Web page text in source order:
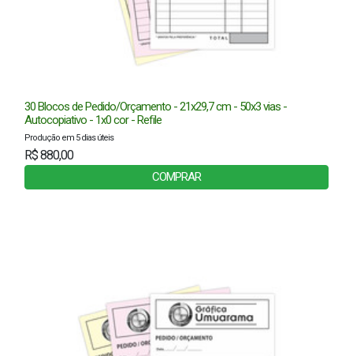
30 Blocos de Pedido/Orçamento - 21x29,7 cm - 50x3 vias -
Autocopiativo - 1x0 cor - Refile
Produção em 5 dias úteis
R$ 880,00
COMPRAR